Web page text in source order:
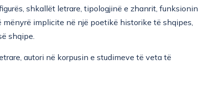
shkallët letrare, tipologjinë e zhanrit, funksionin
mënyrë implicite në një poetikë historike të shqipes,
shqipe.
autori në korpusin e studimeve të veta të